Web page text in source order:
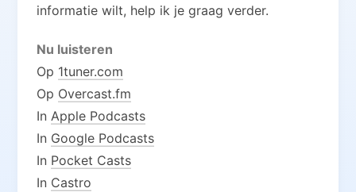
informatie wilt, help ik je graag verder.
Nu luisteren
Op 1tuner.com
Op Overcast.fm
In Apple Podcasts
In Google Podcasts
In Pocket Casts
In Castro